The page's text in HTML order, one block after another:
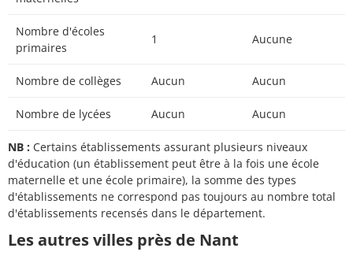
Nombre d'écoles
primaires
1 Aucune
Nombre de collèges Aucun Aucun
Nombre de lycées Aucun Aucun
NB : Certains établissements assurant plusieurs niveaux
d'éducation (un établissement peut être à la fois une école
maternelle et une école primaire), la somme des types
d'établissements ne correspond pas toujours au nombre total
d'établissements recensés dans le département.
Les autres villes près de Nant